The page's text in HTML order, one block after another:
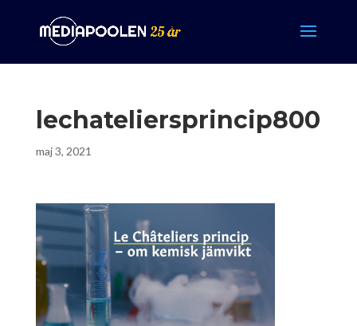
lechateliersprincip800
maj 3, 2021